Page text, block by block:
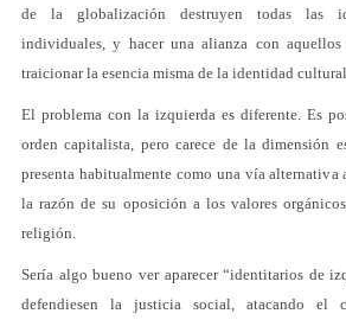
de la globalización destruyen todas las
individuales, y hacer una alianza con
traicionar la esencia misma de la identidad
El problema con la izquierda es diferente. Es
orden capitalista, pero carece de la dimensión
presenta habitualmente como una vía
la razón de su oposición a los valores
religión.
Sería algo bueno ver aparecer “identitarios de
defendiesen la justicia social, atacando el